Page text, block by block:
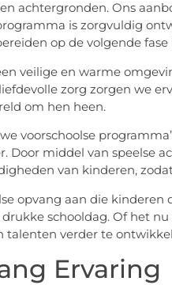
achtergronden. Ons
is zorgvuldig
op de volgende fase
veilige en warme
zorg zorgen we
om hen heen.
voorschoolse
Door middel van speelse
van kinderen,
opvang aan die
schooldag. Of het
talenten verder te
Ervaring